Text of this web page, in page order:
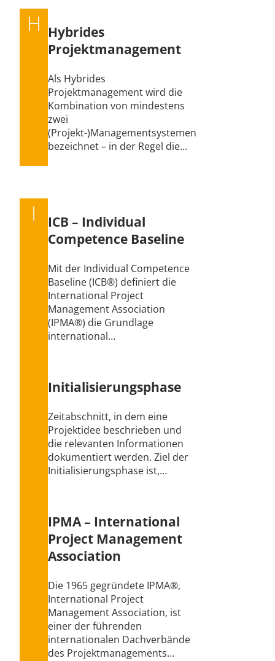
H Hybrides
Projektmanagement
Als Hybrides
Projektmanagement wird die
Kombination von mindestens
zwei
(Projekt-)Managementsystemen
bezeichnet – in der Regel die…
I
ICB – Individual
Competence Baseline
Mit der Individual Competence
Baseline (ICB®) definiert die
International Project
Management Association
(IPMA®) die Grundlage
international…
Initialisierungsphase
Zeitabschnitt, in dem eine
Projektidee beschrieben und
die relevanten Informationen
dokumentiert werden. Ziel der
Initialisierungsphase ist,…
IPMA – International
Project Management
Association
Die 1965 gegründete IPMA®,
International Project
Management Association, ist
einer der führenden
internationalen Dachverbände
des Projektmanagements…